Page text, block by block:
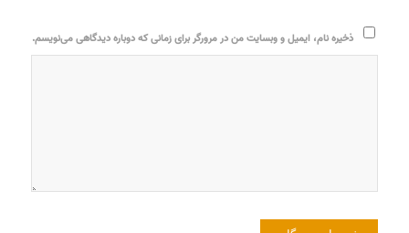
ذخیره نام، ایمیل و وبسایت من در مرورگر برای زمانی که دوباره دیدگاهی می‌نویسم.